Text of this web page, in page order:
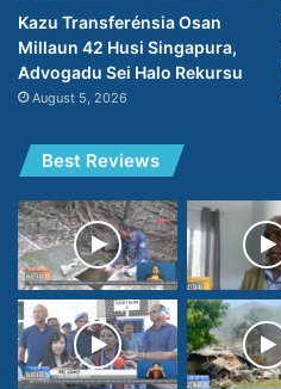
Kazu Transferénsia Osan
Millaun 42 Husi Singapura,
Advogadu Sei Halo Rekursu
August 5, 2026
Best Reviews